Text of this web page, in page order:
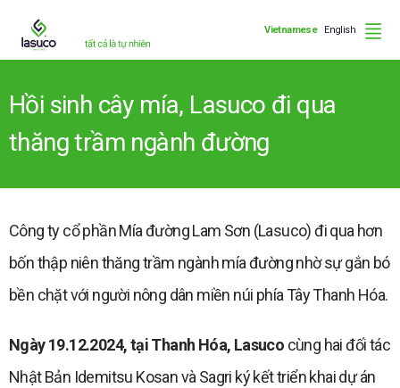
Vietnamese English
Hồi sinh cây mía, Lasuco đi qua
thăng trầm ngành đường
Công ty cổ phần Mía đường Lam Sơn (Lasuco) đi qua hơn
bốn thập niên thăng trầm ngành mía đường nhờ sự gắn bó
bền chặt với người nông dân miền núi phía Tây Thanh Hóa.
Ngày 19.12.2024, tại Thanh Hóa, Lasuco cùng hai đối tác
Nhật Bản Idemitsu Kosan và Sagri ký kết triển khai dự án